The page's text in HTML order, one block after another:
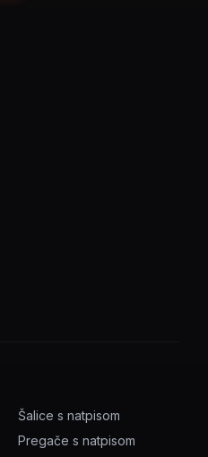
Šalice s natpisom
Pregače s natpisom